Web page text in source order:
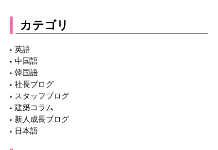
カテゴリ
英語
中国語
韓国語
社長ブログ
スタッフブログ
建築コラム
新人成長ブログ
日本語